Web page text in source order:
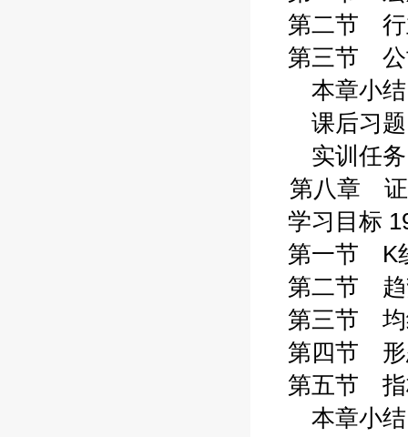
第二节 行
第三节 公
本章小结
课后习题
实训任务
第八章 证
学习目标
第一节 K
第二节 趋
第三节 均
第四节 形
第五节 指
本章小结